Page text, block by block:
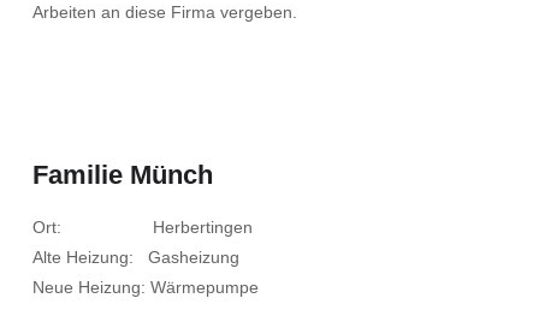
Arbeiten an diese Firma vergeben.
Familie Münch
Ort: Herbertingen
Alte Heizung: Gasheizung
Neue Heizung: Wärmepumpe